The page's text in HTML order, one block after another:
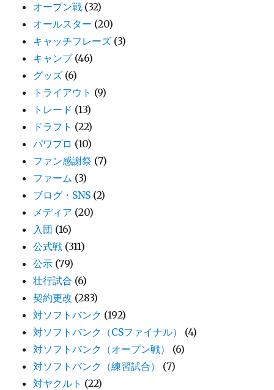
オープン戦 (32)
オールスター (20)
キャッチフレーズ (3)
キャンプ(46)
グッズ (6)
トライアウト (9)
トレード (13)
ドラフト (22)
パワプロ (10)
ファン感謝祭 (7)
ファーム (3)
ブログ・SNS (2)
メディア (20)
入団 (16)
公式戦 (311)
公示 (79)
壮行試合 (6)
契約更改 (283)
対ソフトバンク (192)
対ソフトバンク（CSファイナル）
(4)
対ソフトバンク（オープン戦）
(6)
対ソフトバンク（練習試合）
(7)
対ヤクルト (22)